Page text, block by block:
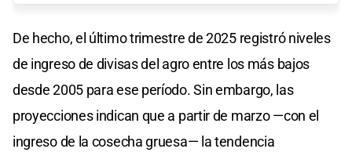
De hecho, el último trimestre de 2025 registró niveles
de ingreso de divisas del agro entre los más bajos
desde 2005 para ese período. Sin embargo, las
proyecciones indican que a partir de marzo —con el
ingreso de la cosecha gruesa— la tendencia